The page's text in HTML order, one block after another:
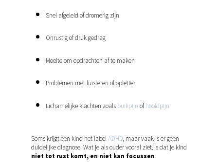
Snel afgeleid of dromerig zijn
Onrustig of druk gedrag
Moeite om opdrachten af te maken
Problemen met luisteren of opletten
Lichamelijke klachten zoals buikpijn ofhoofdpijn
Soms krijgt een kind het labelADHD, maar vaak is er geen
duidelijke diagnose. Wat je als ouder vooral ziet, is dat je kind
niet tot rust komt, en niet kan focussen.